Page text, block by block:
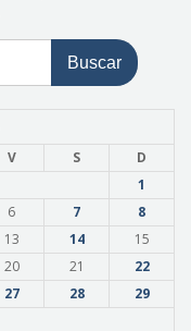
V S
D
1
6 7
8
13 14
15
20 21
22
27 28
29